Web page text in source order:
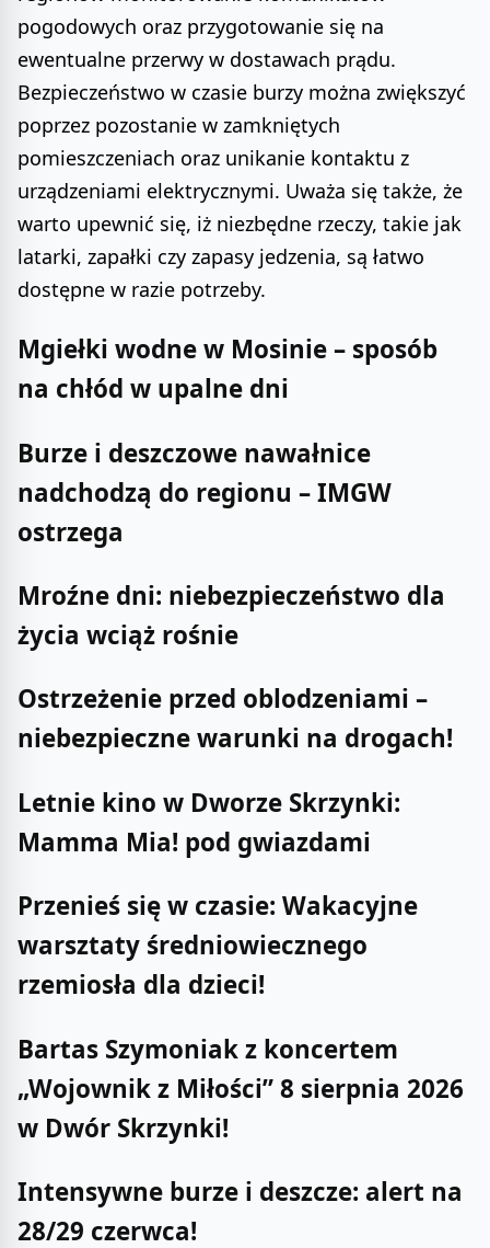
pogodowych oraz przygotowanie się na
ewentualne przerwy w dostawach prądu.
Bezpieczeństwo w czasie burzy można zwiększyć
poprzez pozostanie w zamkniętych
pomieszczeniach oraz unikanie kontaktu z
urządzeniami elektrycznymi. Uważa się także, że
warto upewnić się, iż niezbędne rzeczy, takie jak
latarki, zapałki czy zapasy jedzenia, są łatwo
dostępne w razie potrzeby.
Mgiełki wodne w Mosinie – sposób
na chłód w upalne dni
Burze i deszczowe nawałnice
nadchodzą do regionu – IMGW
ostrzega
Mroźne dni: niebezpieczeństwo dla
życia wciąż rośnie
Ostrzeżenie przed oblodzeniami –
niebezpieczne warunki na drogach!
Letnie kino w Dworze Skrzynki:
Mamma Mia! pod gwiazdami
Przenieś się w czasie: Wakacyjne
warsztaty średniowiecznego
rzemiosła dla dzieci!
Bartas Szymoniak z koncertem
„Wojownik z Miłości” 8 sierpnia 2026
w Dwór Skrzynki!
Intensywne burze i deszcze: alert na
28/29 czerwca!